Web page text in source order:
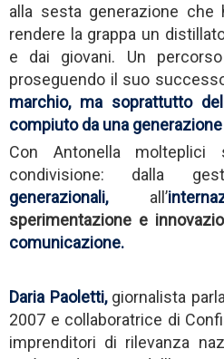
alla sesta generazione che
rendere la grappa un
e dai giovani. Un
proseguendo il suo
marchio, ma soprattutto
compiuto da una
Con Antonella
condivisione: dalla
generazionali,all’
sperimentazione e
comunicazione.
Daria Paoletti,giornalista
2007 e collaboratrice di
imprenditori di rilevanza